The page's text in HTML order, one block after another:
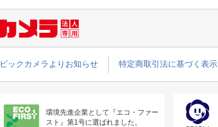
ビックカメラよりお知らせ 特定商取引法に基づく表示
環境先進企業として『エコ・ファー
スト』第1号に選ばれました。